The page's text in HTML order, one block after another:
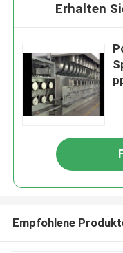
Erhalten
Empfohlene